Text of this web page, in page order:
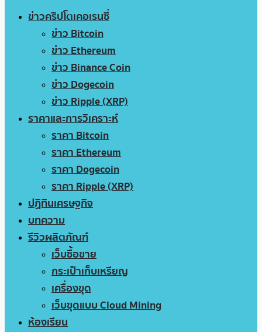
ข่าวคริปโตเคอเรนซี่
ข่าว Bitcoin
ข่าว Ethereum
ข่าว Binance Coin
ข่าว Dogecoin
ข่าว Ripple (XRP)
ราคาและการวิเคราะห์
ราคา Bitcoin
ราคา Ethereum
ราคา Dogecoin
ราคา Ripple (XRP)
ปฏิทินเศรษฐกิจ
บทความ
รีวิวผลิตภัณฑ์
เว็บซื้อขาย
กระเป๋าเก็บเหรียญ
เครื่องขุด
เว็บขุดแบบ Cloud Mining
ห้องเรียน